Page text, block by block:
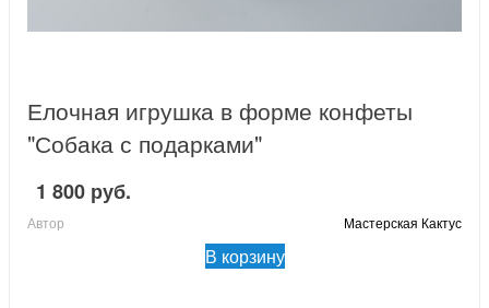
Елочная игрушка в форме конфеты
"Собака с подарками"
1 800 руб.
Автор Мастерская Кактус
В корзину